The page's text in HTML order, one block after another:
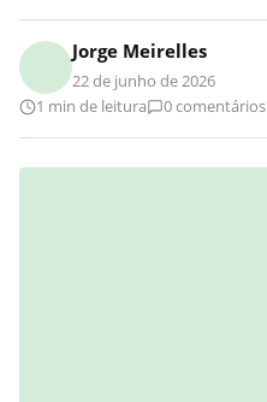
Jorge Meirelles
22 de junho de 2026
1 min de leitura
0 comentários